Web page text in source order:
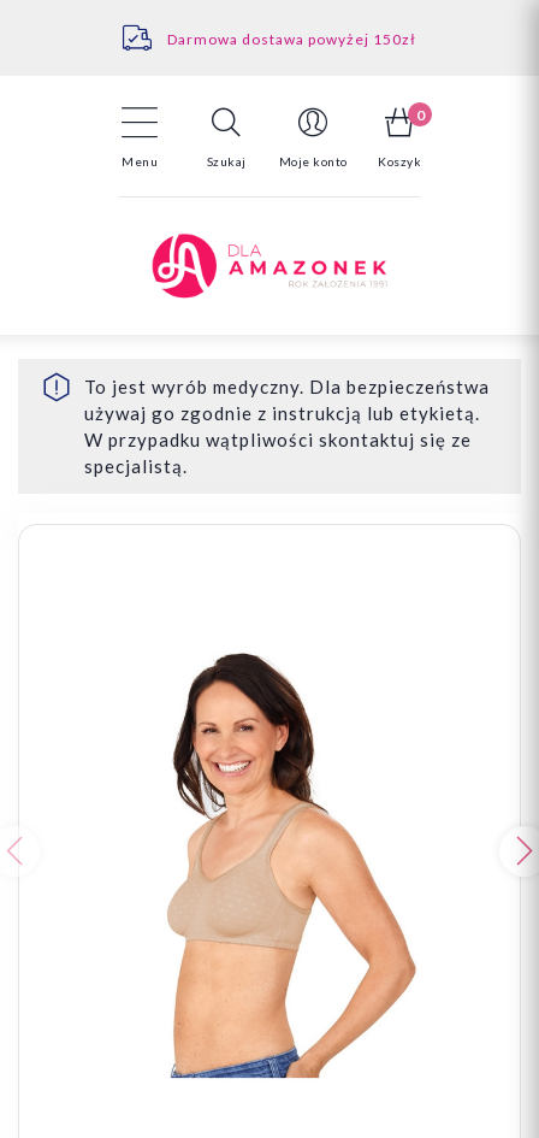
Darmowa dostawa powyżej 150zł
Odstąpienie od umowy - tutaj
Menu Szukaj Moje konto
0
Koszyk
To jest wyrób medyczny. Dla bezpieczeństwa
używaj go zgodnie z instrukcją lub etykietą.
W przypadku wątpliwości skontaktuj się ze
specjalistą.
Poprzedni